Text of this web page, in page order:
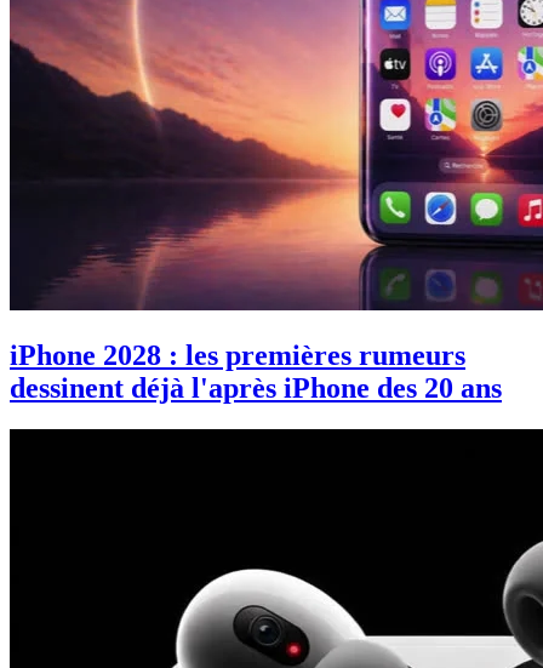
iPhone 2028 : les premières rumeurs
dessinent déjà l'après iPhone des 20 ans